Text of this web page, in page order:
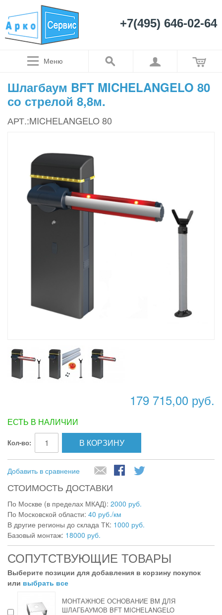
+7(495) 646-02-64
Меню
Шлагбаум BFT MICHELANGELO 80
со стрелой 8,8м.
АРТ.:MICHELANGELO 80
179 715,00 руб.
ЕСТЬ В НАЛИЧИИ
Кол-во: В КОРЗИНУ
Добавить в сравнение
СТОИМОСТЬ ДОСТАВКИ
По Москве (в пределах МКАД): 2000 руб.
По Московской области: 40 руб./км
В другие регионы до склада ТК: 1000 руб.
Базовый монтаж: 18000 руб.
СОПУТСТВУЮЩИЕ ТОВАРЫ
Выберите позиции для добавления в корзину покупок
или выбрать все
МОНТАЖНОЕ ОСНОВАНИЕ BM ДЛЯ
ШЛАГБАУМОВ BFT MICHELANGELO